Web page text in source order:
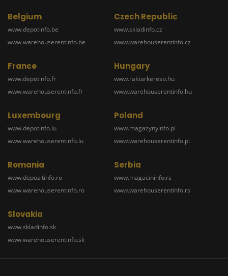
Belgium
www.depotinfo.be
www.warehouserentinfo.be
Czech Republic
www.skladinfo.cz
www.warehouserentinfo.cz
France
www.depotinfo.fr
www.warehouserentinfo.fr
Hungary
www.raktarkereso.hu
www.warehouserentinfo.hu
Luxembourg
www.depotinfo.lu
www.warehouserentinfo.lu
Poland
www.magazynyinfo.pl
www.warehouserentinfo.pl
Romania
www.depozitinfo.ro
www.warehouserentinfo.ro
Serbia
www.magacininfo.rs
www.warehouserentinfo.rs
Slovakia
www.skladinfo.sk
www.warehouserentinfo.sk